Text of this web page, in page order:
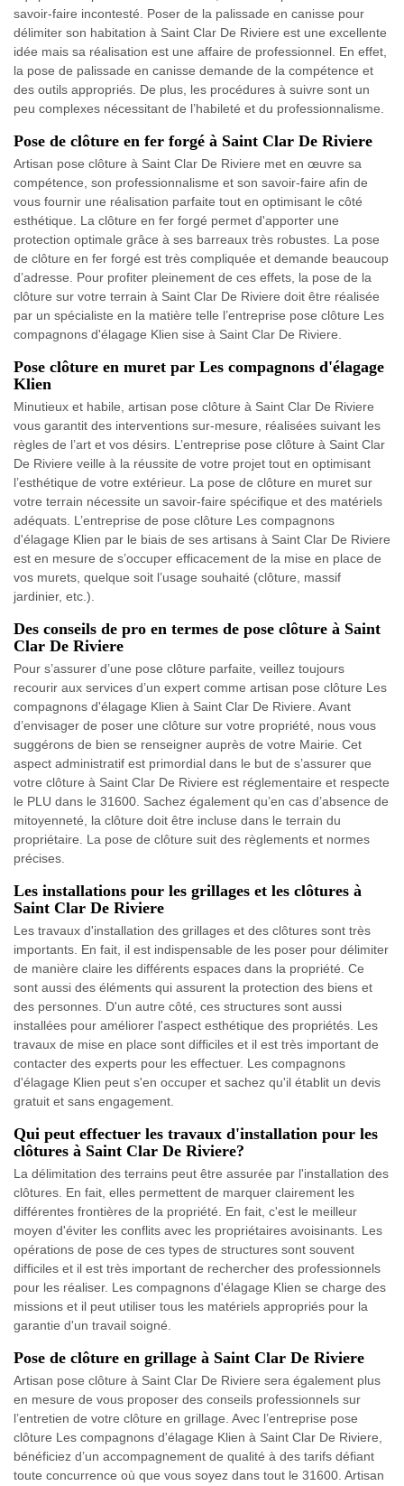
savoir-faire incontesté. Poser de la palissade en canisse pour
délimiter son habitation à Saint Clar De Riviere est une excellente
idée mais sa réalisation est une affaire de professionnel. En effet,
la pose de palissade en canisse demande de la compétence et
des outils appropriés. De plus, les procédures à suivre sont un
peu complexes nécessitant de l’habileté et du professionnalisme.
Pose de clôture en fer forgé à Saint Clar De Riviere
Artisan pose clôture à Saint Clar De Riviere met en œuvre sa
compétence, son professionnalisme et son savoir-faire afin de
vous fournir une réalisation parfaite tout en optimisant le côté
esthétique. La clôture en fer forgé permet d'apporter une
protection optimale grâce à ses barreaux très robustes. La pose
de clôture en fer forgé est très compliquée et demande beaucoup
d’adresse. Pour profiter pleinement de ces effets, la pose de la
clôture sur votre terrain à Saint Clar De Riviere doit être réalisée
par un spécialiste en la matière telle l’entreprise pose clôture Les
compagnons d'élagage Klien sise à Saint Clar De Riviere.
Pose clôture en muret par Les compagnons d'élagage
Klien
Minutieux et habile, artisan pose clôture à Saint Clar De Riviere
vous garantit des interventions sur-mesure, réalisées suivant les
règles de l’art et vos désirs. L’entreprise pose clôture à Saint Clar
De Riviere veille à la réussite de votre projet tout en optimisant
l’esthétique de votre extérieur. La pose de clôture en muret sur
votre terrain nécessite un savoir-faire spécifique et des matériels
adéquats. L’entreprise de pose clôture Les compagnons
d'élagage Klien par le biais de ses artisans à Saint Clar De Riviere
est en mesure de s’occuper efficacement de la mise en place de
vos murets, quelque soit l’usage souhaité (clôture, massif
jardinier, etc.).
Des conseils de pro en termes de pose clôture à Saint
Clar De Riviere
Pour s’assurer d’une pose clôture parfaite, veillez toujours
recourir aux services d’un expert comme artisan pose clôture Les
compagnons d'élagage Klien à Saint Clar De Riviere. Avant
d’envisager de poser une clôture sur votre propriété, nous vous
suggérons de bien se renseigner auprès de votre Mairie. Cet
aspect administratif est primordial dans le but de s’assurer que
votre clôture à Saint Clar De Riviere est réglementaire et respecte
le PLU dans le 31600. Sachez également qu’en cas d’absence de
mitoyenneté, la clôture doit être incluse dans le terrain du
propriétaire. La pose de clôture suit des règlements et normes
précises.
Les installations pour les grillages et les clôtures à
Saint Clar De Riviere
Les travaux d'installation des grillages et des clôtures sont très
importants. En fait, il est indispensable de les poser pour délimiter
de manière claire les différents espaces dans la propriété. Ce
sont aussi des éléments qui assurent la protection des biens et
des personnes. D'un autre côté, ces structures sont aussi
installées pour améliorer l'aspect esthétique des propriétés. Les
travaux de mise en place sont difficiles et il est très important de
contacter des experts pour les effectuer. Les compagnons
d'élagage Klien peut s'en occuper et sachez qu'il établit un devis
gratuit et sans engagement.
Qui peut effectuer les travaux d'installation pour les
clôtures à Saint Clar De Riviere?
La délimitation des terrains peut être assurée par l'installation des
clôtures. En fait, elles permettent de marquer clairement les
différentes frontières de la propriété. En fait, c'est le meilleur
moyen d'éviter les conflits avec les propriétaires avoisinants. Les
opérations de pose de ces types de structures sont souvent
difficiles et il est très important de rechercher des professionnels
pour les réaliser. Les compagnons d'élagage Klien se charge des
missions et il peut utiliser tous les matériels appropriés pour la
garantie d'un travail soigné.
Pose de clôture en grillage à Saint Clar De Riviere
Artisan pose clôture à Saint Clar De Riviere sera également plus
en mesure de vous proposer des conseils professionnels sur
l’entretien de votre clôture en grillage. Avec l’entreprise pose
clôture Les compagnons d'élagage Klien à Saint Clar De Riviere,
bénéficiez d’un accompagnement de qualité à des tarifs défiant
toute concurrence où que vous soyez dans tout le 31600. Artisan